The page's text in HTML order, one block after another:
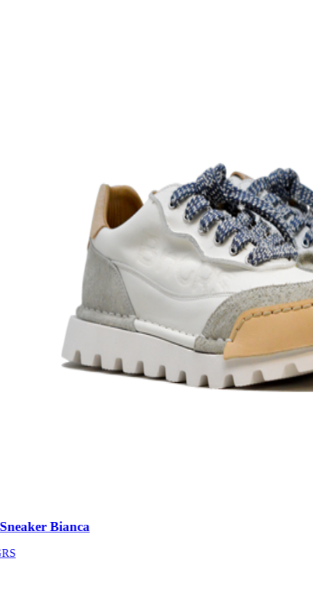
Bianca